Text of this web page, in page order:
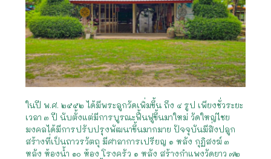
ในปี พ.ศ. ๒๕๕๒ ได้มีพระลูกวัดเพิ่มขึ้น ถึง ๔ รูป เพียงชั่วระยะ
เวลา ๓ ปี นับตั้งแต่มีการบูรณะฟื้นฟูขึ้นมาใหม่ วัดใหญ่ไชย
มงคลได้มีการปรับปรุงพัฒนาขึ้นมากมาย ปัจจุบันมีสิ่งปลูก
สร้างที่เป็นถาวรวัตถุ มีศาลาการเปรียญ ๑ หลัง กุฏิสงฆ์ ๓
หลัง ห้องน้ำ ๑๐ ห้อง โรงครัว ๑ หลัง สร้างกำแพงวัดยาว ๗๒